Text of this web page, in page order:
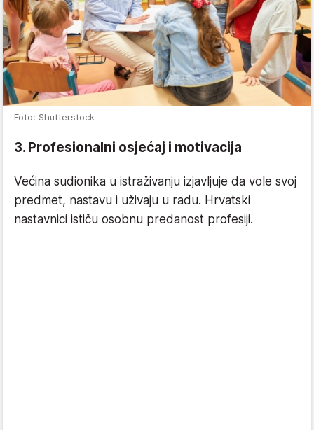
Foto: Shutterstock
3. Profesionalni osjećaj i motivacija
Većina sudionika u istraživanju izjavljuje da vole svoj
predmet, nastavu i uživaju u radu. Hrvatski
nastavnici ističu osobnu predanost profesiji.